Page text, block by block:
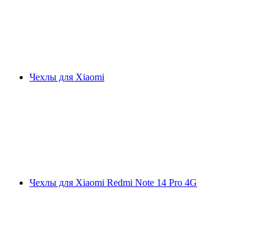
Чехлы для Xiaomi
Чехлы для Xiaomi Redmi Note 14 Pro 4G